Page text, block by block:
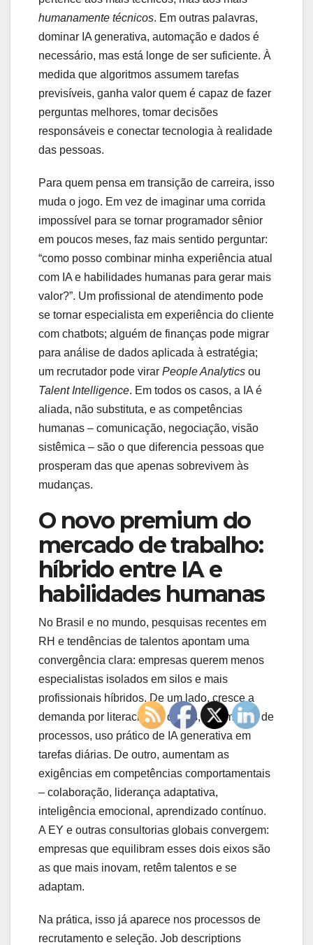
humanamente técnicos. Em outras palavras,
dominar IA generativa, automação e dados é
necessário, mas está longe de ser suficiente. À
medida que algoritmos assumem tarefas
previsíveis, ganha valor quem é capaz de fazer
perguntas melhores, tomar decisões
responsáveis e conectar tecnologia à realidade
das pessoas.
Para quem pensa em transição de carreira, isso
muda o jogo. Em vez de imaginar uma corrida
impossível para se tornar programador sênior
em poucos meses, faz mais sentido perguntar:
“como posso combinar minha experiência atual
com IA e habilidades humanas para gerar mais
valor?”. Um profissional de atendimento pode
se tornar especialista em experiência do cliente
com chatbots; alguém de finanças pode migrar
para análise de dados aplicada à estratégia;
um recrutador pode virar People Analytics ou
Talent Intelligence. Em todos os casos, a IA é
aliada, não substituta, e as competências
humanas – comunicação, negociação, visão
sistêmica – são o que diferencia pessoas que
prosperam das que apenas sobrevivem às
mudanças.
O novo premium do
mercado de trabalho:
híbrido entre IA e
habilidades humanas
No Brasil e no mundo, pesquisas recentes em
RH e tendências de talentos apontam uma
convergência clara: empresas querem menos
especialistas isolados em silos e mais
profissionais híbridos. De um lado, cresce a
demanda por literacia em dados, automação de
processos, uso prático de IA generativa em
tarefas diárias. De outro, aumentam as
exigências em competências comportamentais
– colaboração, liderança adaptativa,
inteligência emocional, aprendizado contínuo.
A EY e outras consultorias globais convergem:
empresas que equilibram esses dois eixos são
as que mais inovam, retêm talentos e se
adaptam.
Na prática, isso já aparece nos processos de
recrutamento e seleção. Job descriptions